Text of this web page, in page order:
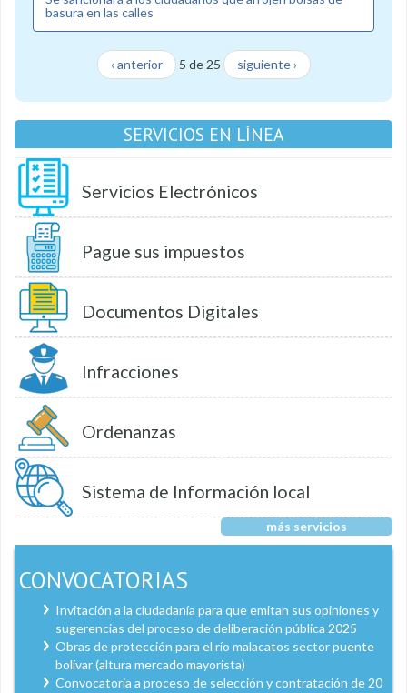
basura en las calles
‹ anterior 5 de 25 siguiente ›
SERVICIOS EN LÍNEA
Servicios Electrónicos
Pague sus impuestos
Documentos Digitales
Infracciones
Ordenanzas
Sistema de Información local
más servicios
CONVOCATORIAS
Invitación a la ciudadanía para que emitan sus opiniones y
sugerencias del proceso de deliberación pública 2025
Obras de protección para el río malacatos sector puente
bolívar (altura mercado mayorista)
Convocatoria a proceso de selección y contratación de 20